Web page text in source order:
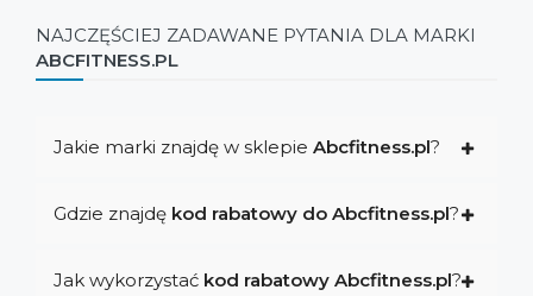
NAJCZĘŚCIEJ ZADAWANE PYTANIA DLA MARKI
ABCFITNESS.PL
Jakie marki znajdę w sklepie Abcfitness.pl?
Gdzie znajdę kod rabatowy do Abcfitness.pl?
Jak wykorzystać kod rabatowy Abcfitness.pl?